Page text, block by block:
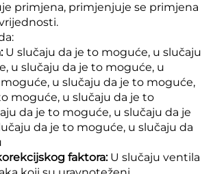
primjena, primjenjuje se primjena
U slučaju da je to moguće, u slučaju
u slučaju da je to moguće, u
u slučaju da je to moguće,
moguće, u slučaju da je to
da je to moguće, u slučaju da je
da je to moguće, u slučaju da
faktora: U slučaju ventila